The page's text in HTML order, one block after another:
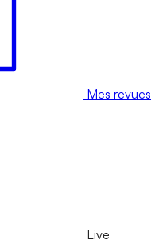
Mes revues
Live